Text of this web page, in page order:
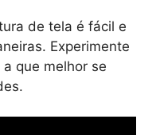
de tela é fácil e
Experimente
que melhor se